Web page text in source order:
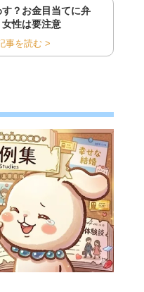
？お金目当てに弁
性は要注意
事を読む >